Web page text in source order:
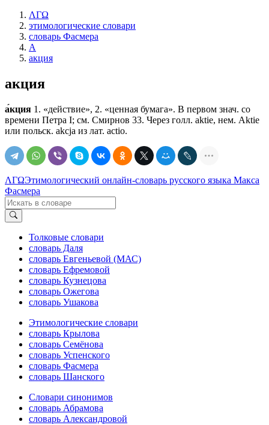
ΛΓΩ
этимологические словари
словарь Фасмера
А
акция
акция
а́кция 1. «действие», 2. «ценная бумага». В первом знач. со
времени Петра I; см. Смирнов 33. Через голл. aktie, нем. Aktie
или польск. akcja из лат. actio.
ΛΓΩЭтимологический онлайн-словарь русского языка Макса
Фасмера
Толковые словари
словарь Даля
словарь Евгеньевой (МАС)
словарь Ефремовой
словарь Кузнецова
словарь Ожегова
словарь Ушакова
Этимологические словари
словарь Крылова
словарь Семёнова
словарь Успенского
словарь Фасмера
словарь Шанского
Словари синонимов
словарь Абрамова
словарь Александровой